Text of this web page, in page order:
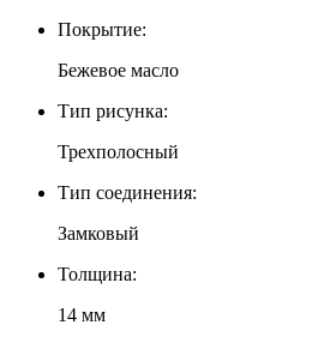
Покрытие:
Бежевое масло
Тип рисунка:
Трехполосный
Тип соединения:
Замковый
Толщина:
14 мм